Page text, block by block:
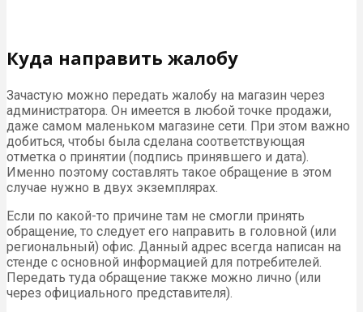
Куда направить жалобу
Зачастую можно передать жалобу на магазин через
администратора. Он имеется в любой точке продажи,
даже самом маленьком магазине сети. При этом важно
добиться, чтобы была сделана соответствующая
отметка о принятии (подпись принявшего и дата).
Именно поэтому составлять такое обращение в этом
случае нужно в двух экземплярах.
Если по какой-то причине там не смогли принять
обращение, то следует его направить в головной (или
региональный) офис. Данный адрес всегда написан на
стенде с основной информацией для потребителей.
Передать туда обращение также можно лично (или
через официального представителя).